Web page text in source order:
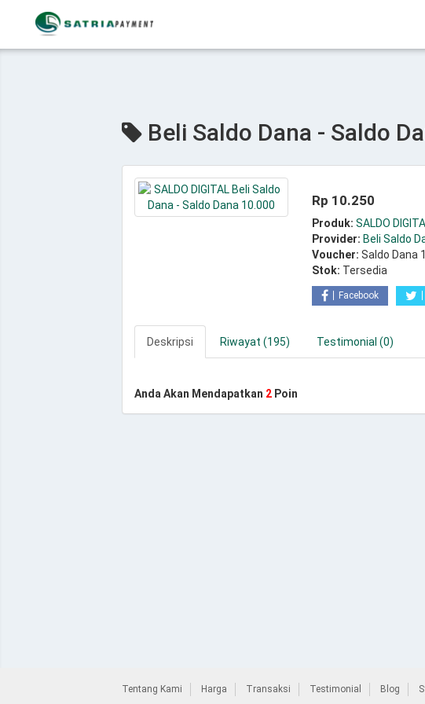
Beli Saldo Dana - Saldo
Rp 10.250
Produk: SALDO
Provider: Beli Saldo
Voucher: Saldo Dana
Stok: Tersedia
Facebook
Deskripsi Riwayat (195) Testimonial (0)
Anda Akan Mendapatkan 2Poin
Tentang Kami Harga Transaksi Testimonial Blog